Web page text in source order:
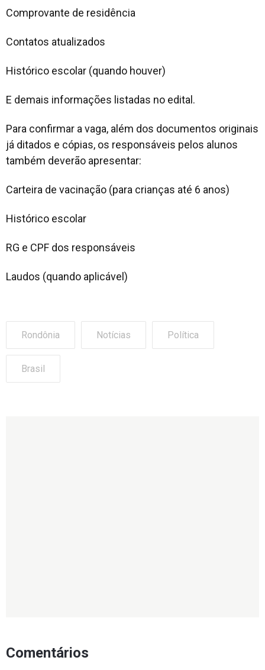
Comprovante de residência
Contatos atualizados
Histórico escolar (quando houver)
E demais informações listadas no edital.
Para confirmar a vaga, além dos documentos originais
já ditados e cópias, os responsáveis pelos alunos
também deverão apresentar:
Carteira de vacinação (para crianças até 6 anos)
Histórico escolar
RG e CPF dos responsáveis
Laudos (quando aplicável)
Rondônia Notícias Política
Brasil
Comentários